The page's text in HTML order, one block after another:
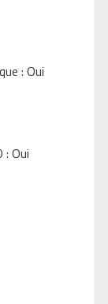
: Oui
: Oui